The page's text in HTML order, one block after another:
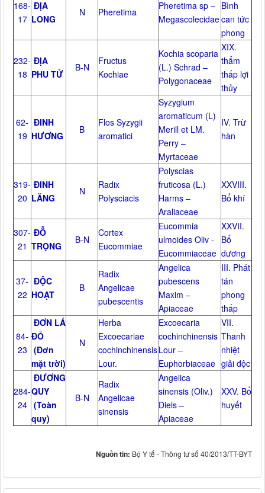
168-
17
ĐỊA
LONG
N Pheretima
Pheretima sp –
Megascolecidae
Bình
can tức
phong
232-
18
ĐỊA
PHU TỬ
B-N
Fructus
Kochiae
Kochia scoparia
(L.) Schrad –
Polygonaceae
XIX.
thẩm
thấp lợi
thủy
62-
19
ĐINH
HƯƠNG
B
Flos Syzygii
aromatici
Syzygium
aromaticum (L)
Merill et LM.
Perry –
Myrtaceae
IV. Trừ
hàn
319-
20
ĐINH
LĂNG
N
Radix
Polysciacis
Polyscias
fruticosa (L.)
Harms –
Araliaceae
XXVIII.
Bổ khí
307-
21
ĐỖ
TRỌNG
B-N
Cortex
Eucommiae
Eucommia
ulmoides Oliv -
Eucommiaceae
XXVII.
Bổ
dương
37-
22
ĐỘC
HOẠT
B
Radix
Angelicae
pubescentis
Angelica
pubescens
Maxim –
Apiaceae
III. Phát
tán
phong
thấp
84-
23
ĐƠN LÁ
ĐỎ
(Đơn
mặt trời)
N
Herba
Excoecariae
cochinchinensis
Lour.
Excoecaria
cochinchinensis
Lour –
Euphorbiaceae
VII.
Thanh
nhiệt
giải độc
284-
24
ĐƯƠNG
QUY
(Toàn
quy)
B-N
Radix
Angelicae
sinensis
Angelica
sinensis (Oliv.)
Diels –
Apiaceae
XXV. Bổ
huyết
Nguồn tin: Bộ Y tế - Thông tư số 40/2013/TT-BYT